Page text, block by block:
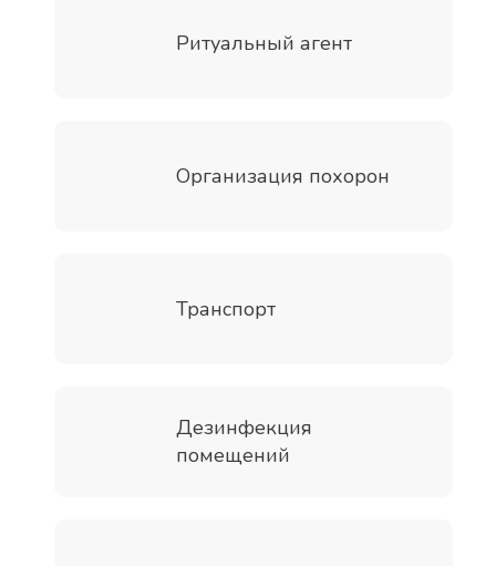
Ритуальный агент
Организация похорон
Транспорт
Дезинфекция
помещений